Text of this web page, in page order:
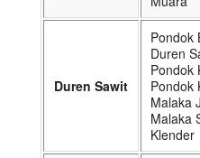
Duren Sawit
Pondok
Duren
Pondok
Pondok
Malaka
Malaka
Klender